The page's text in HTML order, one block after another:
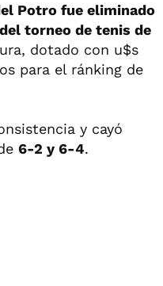
Potro fue eliminado
torneo de tenis de
dotado con u$s
para el ránking de
y cayó
6-2 y 6-4.